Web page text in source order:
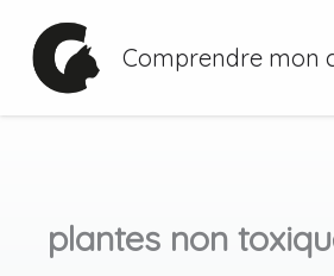
contenu
Comprendre mon
plantes non